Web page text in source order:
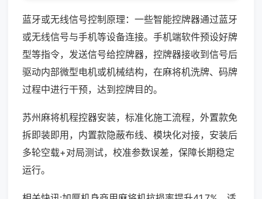
蓝牙或无线信号控制原理：一些智能控牌器通过蓝牙
或无线信号与手机等设备连接。手机端软件预设好牌
型等指令，发送信号给控牌器，控牌器接收到信号后
驱动内部微型电机或机械结构，在麻将机洗牌、码牌
过程中进行干预，达到控牌目的。
苏州麻将机程控器安装，标准化施工流程，外置款免
拆即装即用，内置款隐蔽布线、模块化对接，安装后
多轮空载+对局测试，校准参数误差，保障长期稳定
运行。